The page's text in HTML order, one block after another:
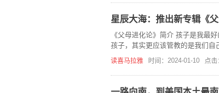
《父母进化论》简介 孩子是我最
孩子，其实更应该管教的是我们
读喜马拉雅 时间：2024-01-10 点